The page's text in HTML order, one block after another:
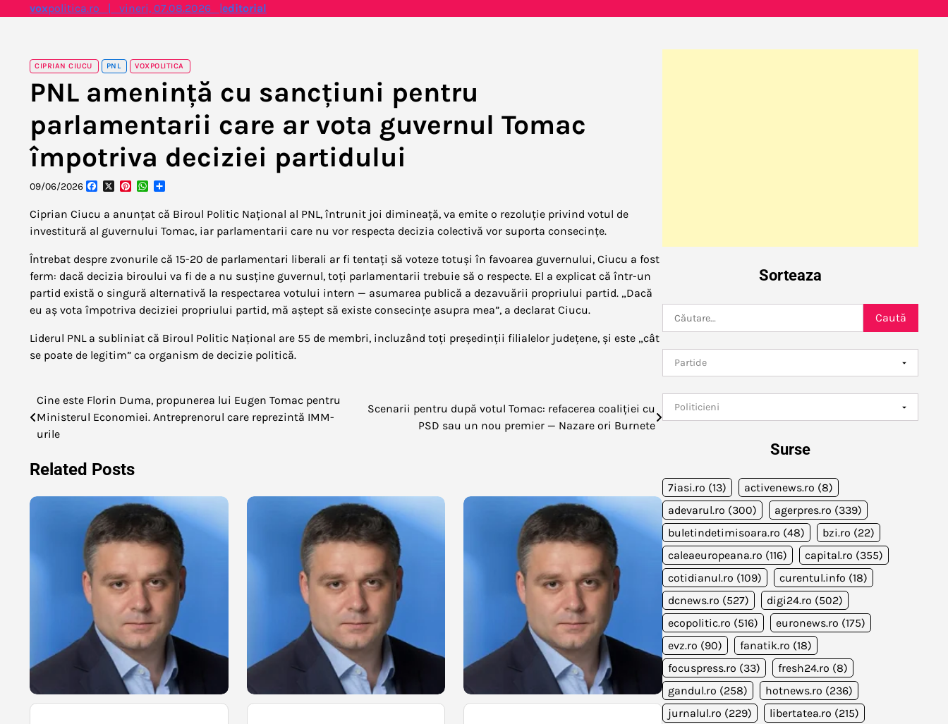
voxpolitica.ro | vineri, 07.08.2026 |editorial
CIPRIAN CIUCU PNL VOXPOLITICA
PNL amenință cu sancțiuni pentru
parlamentarii care ar vota guvernul Tomac
împotriva deciziei partidului
09/06/2026 Facebook
X PinterestWhatsApp
Ciprian Ciucu a anunțat că Biroul Politic Național al PNL, întrunit joi dimineață, va emite o rezoluție privind votul de
investitură al guvernului Tomac, iar parlamentarii care nu vor respecta decizia colectivă vor suporta consecințe.
Întrebat despre zvonurile că 15-20 de parlamentari liberali ar fi tentați să voteze totuși în favoarea guvernului, Ciucu a fost
ferm: dacă decizia biroului va fi de a nu susține guvernul, toți parlamentarii trebuie să o respecte. El a explicat că într-un
partid există o singură alternativă la respectarea votului intern — asumarea publică a dezavuării propriului partid. „Dacă
eu aș vota împotriva deciziei propriului partid, mă aștept să existe consecințe asupra mea”, a declarat Ciucu.
Liderul PNL a subliniat că Biroul Politic Național are 55 de membri, incluzând toți președinții filialelor județene, și este „cât
se poate de legitim” ca organism de decizie politică.
Navigare
în
Cine este Florin Duma, propunerea lui Eugen Tomac pentru
Ministerul Economiei. Antreprenorul care reprezintă IMM-
urile
Scenarii pentru după votul Tomac: refacerea coaliției cu
PSD sau un nou premier — Nazare ori Burnete
Related Posts
Sorteaza
Caută
după:
Surse
7iasi.ro (13) activenews.ro (8)
adevarul.ro (300) agerpres.ro (339)
buletindetimisoara.ro (48) bzi.ro (22)
caleaeuropeana.ro (116) capital.ro (355)
cotidianul.ro (109) curentul.info (18)
dcnews.ro (527) digi24.ro (502)
ecopolitic.ro (516) euronews.ro (175)
evz.ro (90) fanatik.ro (18)
focuspress.ro (33) fresh24.ro (8)
gandul.ro (258) hotnews.ro (236)
jurnalul.ro (229) libertatea.ro (215)